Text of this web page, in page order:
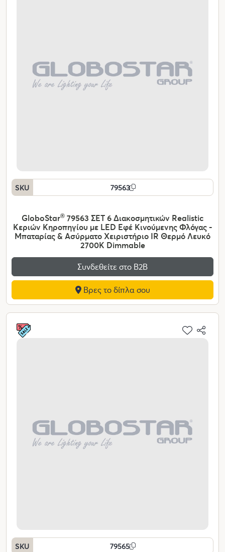
SKU 79563
GloboStar®79563 ΣΕΤ 6 Διακοσμητικών Realistic
Κεριών Κηροπηγίου με LED Εφέ Κινούμενης Φλόγας -
Μπαταρίας & Ασύρματο Χειριστήριο IR Θερμό Λευκό
2700K Dimmable
Συνδεθείτε στο Β2Β
Βρες το δίπλα σου
SKU 79565